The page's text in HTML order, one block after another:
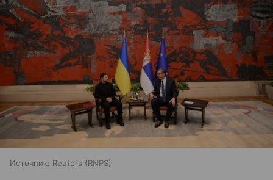
Источник: Reuters (RNPS)